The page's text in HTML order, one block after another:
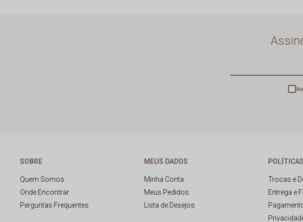
SOBRE
Quem Somos
Onde Encontrar
Perguntas Frequentes
MEUS DADOS
Minha Conta
Meus Pedidos
Lista de Desejos
POLÍTICAS
Trocas e
Entrega e